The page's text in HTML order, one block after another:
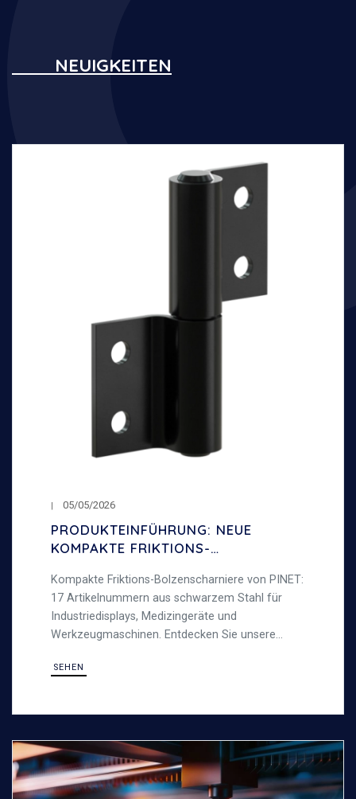
NEUIGKEITEN
05/05/2026
PRODUKTEINFÜHRUNG: NEUE
KOMPAKTE FRIKTIONS-
Kompakte Friktions-Bolzenscharniere von PINET:
17 Artikelnummern aus schwarzem Stahl für
Industriedisplays, Medizingeräte und
Werkzeugmaschinen. Entdecken Sie unsere
SEHEN